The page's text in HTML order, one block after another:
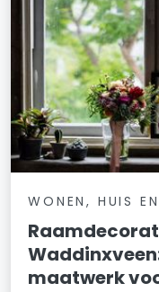
WONEN, HUIS
maatwerk